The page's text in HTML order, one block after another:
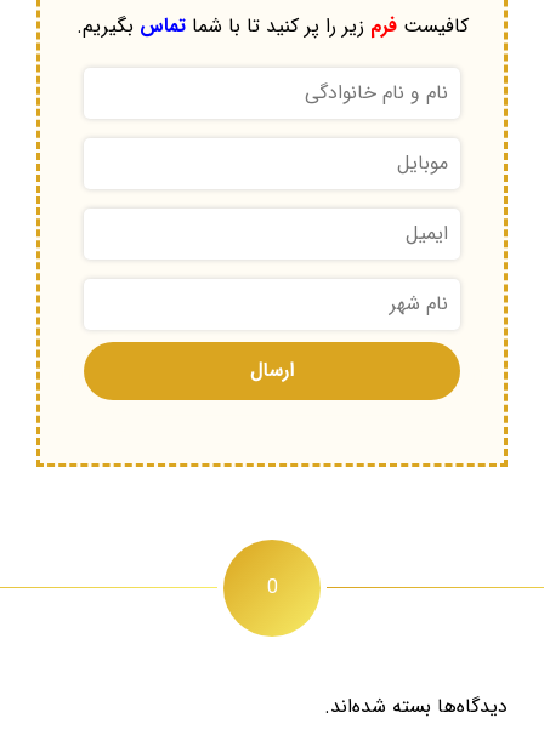
کافیستفرم زیر را پر کنید تا با شماتماس بگیریم.
0
دیدگاه‌ها بسته شده‌اند.